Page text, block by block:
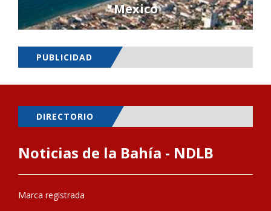
Mexico
PUBLICIDAD
DIRECTORIO
Noticias de la Bahía - NDLB
Marca registrada